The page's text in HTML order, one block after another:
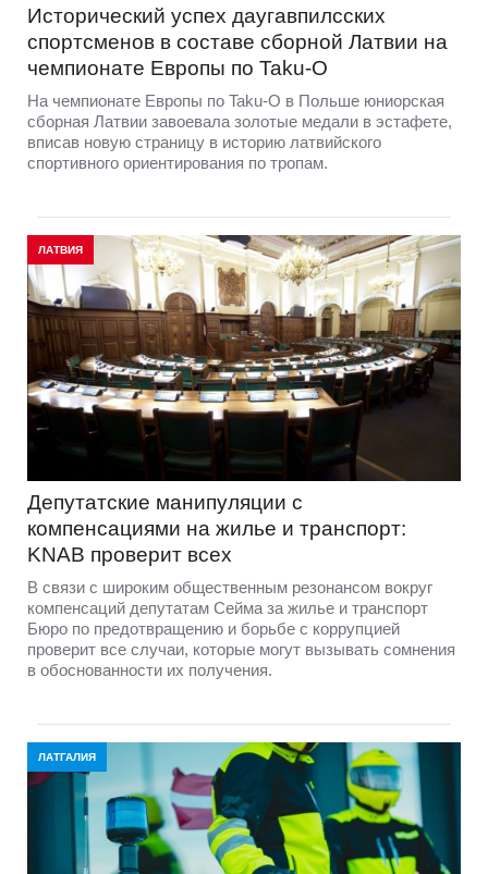
Исторический успех даугавпилсских
спортсменов в составе сборной Латвии на
чемпионате Европы по Taku-O
На чемпионате Европы по Taku-O в Польше юниорская
сборная Латвии завоевала золотые медали в эстафете,
вписав новую страницу в историю латвийского
спортивного ориентирования по тропам.
ЛАТВИЯ
Депутатские манипуляции с
компенсациями на жилье и транспорт:
KNAB проверит всех
В связи с широким общественным резонансом вокруг
компенсаций депутатам Сейма за жилье и транспорт
Бюро по предотвращению и борьбе с коррупцией
проверит все случаи, которые могут вызывать сомнения
в обоснованности их получения.
ЛАТГАЛИЯ